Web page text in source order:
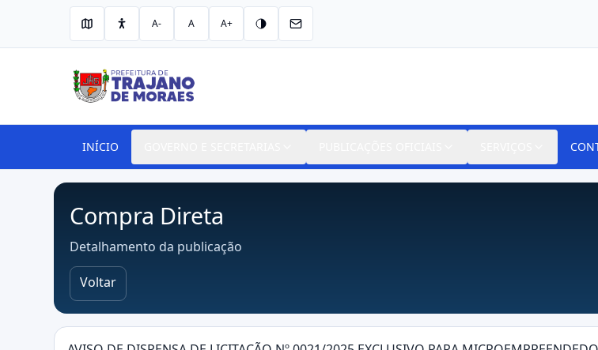
A- A A+
INÍCIO
Compra Direta
Detalhamento da publicação
Voltar